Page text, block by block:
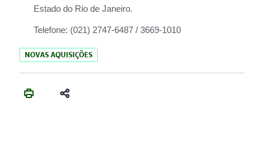
Estado do Rio de Janeiro.
Telefone: (021) 2747-6487 / 3669-1010
NOVAS AQUISIÇÕES